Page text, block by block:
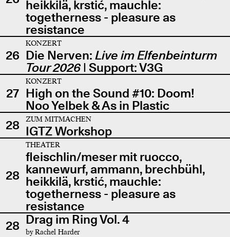
heikkilä, krstić, mauchle:
togetherness - pleasure as
resistance
26
KONZERT
Die Nerven: Live im Elfenbeinturm
Tour 2026| Support: V3G
27
KONZERT
High on the Sound #10: Doom!
Noo Yelbek & As in Plastic
28
ZUM MITMACHEN
IGTZ Workshop
28
THEATER
fleischlin/meser mit ruocco,
kannewurf, ammann, brechbühl,
heikkilä, krstić, mauchle:
togetherness - pleasure as
resistance
28 Drag im Ring Vol. 4
by Rachel Harder